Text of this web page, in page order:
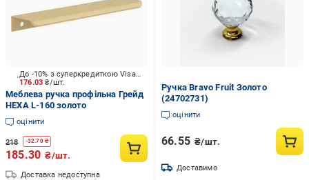
176.03₴/шт.
До -10% з суперкредиткою Visa Вигода
Меблева ручка профільна Грейд
HEXA L-160 золото
оцінити
218 -32.70₴
185.30 ₴/шт.
Доставка недоступна
Ручка Bravo Fruit Золото
(24702731)
оцінити
66.55 ₴/шт.
Доставимо